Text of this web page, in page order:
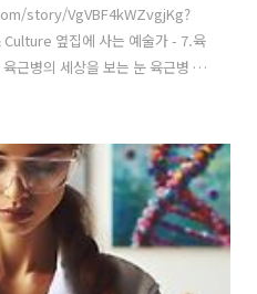
story/VgVBF4kWZvgjKg?
옆집에 사는 예술가 - 7.육
병의 세상을 보는 눈 육근병 작
계무대에서 활동하던 미디어아
이라는 곳에도 현대미술이 있다
리는 독일의 카셀도큐멘타에는
2의 백남준’의 탄생을 알렸다. 이
하다 2012년에서야 3명이 참여하